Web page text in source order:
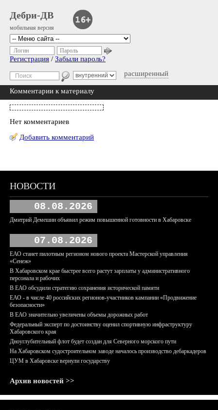
Дебри-ДВ
мобильная версия
расширенный
Логин Пароль
Регистрация / Забыли пароль?
Комментарии к материалу
Нет комментариев
Добавить комментарий
НОВОСТИ
08.08.2026
Дмитрий Демешин объявил режим повышенной готовности в Хабаровске
07.08.2026
ЕАО станет пилотным регионом нового проекта Мастерской управления
«Сенеж»
В Хабаровском крае быстрее всего растут зарплаты у административного
персонала и рабочих
В ЕАО обсудили стратегию сохранения исторической памяти
ЕАО - в числе 40 российских регионов-участников кампании «Продвижение
безопасности»
В ЕАО значительно увеличены объемы дорожных работ
Федеральный эксперт по достоинству оценил спортивную инфраструктуру
Хабаровского края
Дноуглубительный флот будет создан для Северного морского пути
На Хабаровском судостроительном заводе началось производство дебаркадеров
ЦУМ в Хабаровске вернули государству
Архив новостей >>